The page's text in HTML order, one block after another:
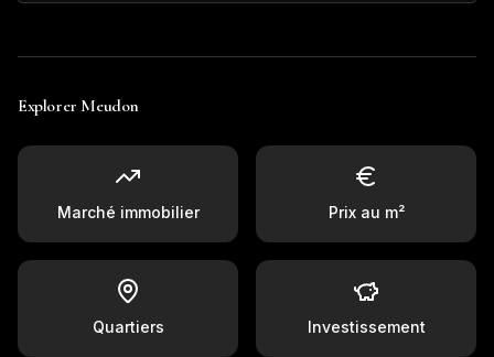
Explorer Meudon
Marché immobilier Prix au m²
Quartiers Investissement